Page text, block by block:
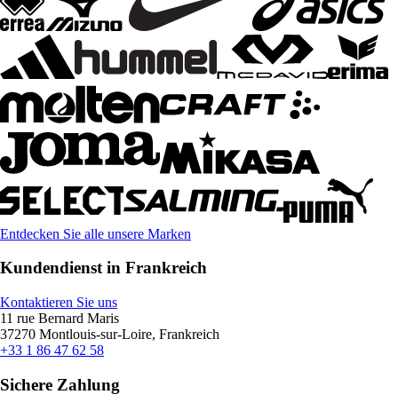
Entdecken Sie alle unsere Marken
Kundendienst in Frankreich
Kontaktieren Sie uns
11 rue Bernard Maris
37270 Montlouis-sur-Loire, Frankreich
+33 1 86 47 62 58
Sichere Zahlung